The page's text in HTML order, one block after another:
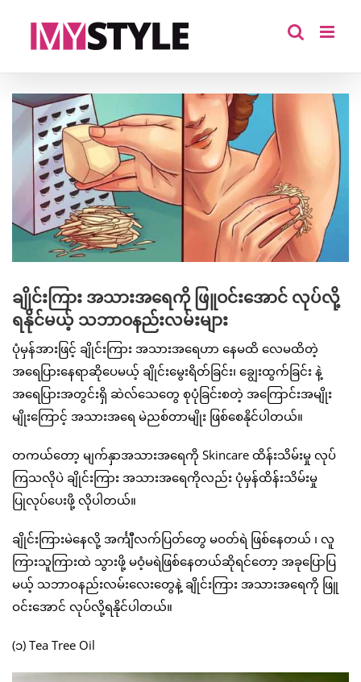
View
Larger
Image
ချိုင်းကြား အသားအရေကို ဖြူဝင်းအောင် လုပ်လို့
ရနိုင်မယ့် သဘာဝနည်းလမ်းများ
ပုံမှန်အားဖြင့် ချိုင်းကြား အသားအရေဟာ နေမထိ လေမထိတဲ့
အရေပြားနေရာဆိုပေမယ့် ချိုင်းမွေးရိတ်ခြင်း၊ ချွေးထွက်ခြင်း နဲ့
အရေပြားအတွင်းရှိ ဆဲလ်သေတွေ စုပုံခြင်းစတဲ့ အကြောင်းအမျိုး
မျိုးကြောင့် အသားအရေ မဲညစ်တာမျိုး ဖြစ်စေနိုင်ပါတယ်။
တကယ်တော့ မျက်နှာအသားအရေကို Skincare ထိန်းသိမ်းမှု လုပ်
ကြသလိုပဲ ချိုင်းကြား အသားအရေကိုလည်း ပုံမှန်ထိန်းသိမ်းမှု
ပြုလုပ်ပေးဖို့ လိုပါတယ်။
ချိုင်းကြားမဲနေလို့ အင်္ကျီလက်ပြတ်တွေ မဝတ်ရဲ ဖြစ်နေတယ် ၊ လူ
ကြားသူကြားထဲ သွားဖို့ မဝံ့မရဲဖြစ်နေတယ်ဆိုရင်တော့ အခုပြောပြ
မယ့် သဘာဝနည်းလမ်းလေးတွေနဲ့ ချိုင်းကြား အသားအရေကို ဖြူ
ဝင်းအောင် လုပ်လို့ရနိုင်ပါတယ်။
(၁) Tea Tree Oil